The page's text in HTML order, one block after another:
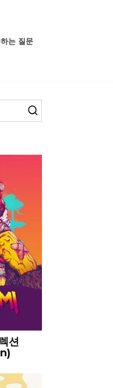
는 질문
션